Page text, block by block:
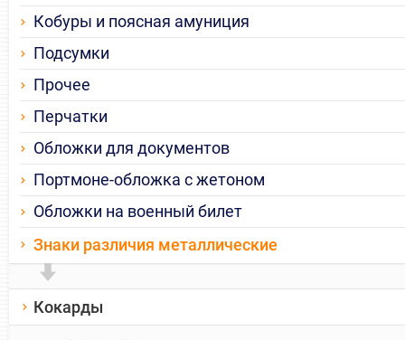
Кобуры и поясная амуниция
Подсумки
Прочее
Перчатки
Обложки для документов
Портмоне-обложка с жетоном
Обложки на военный билет
Знаки различия металлические
Кокарды